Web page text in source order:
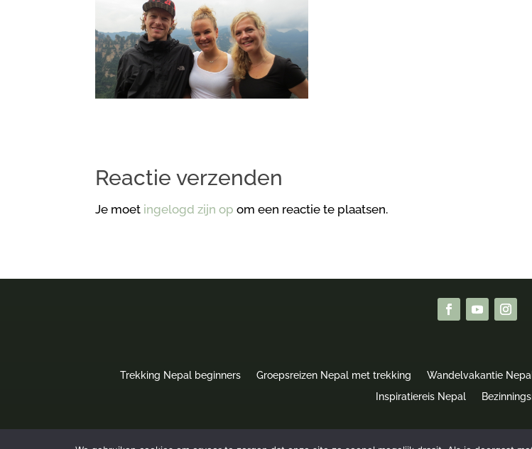
Reactie verzenden
Je moet ingelogd zijn op om een reactie te plaatsen.
Trekking Nepal beginners Groepsreizen Nepal met trekking Wandelvakantie
Inspiratiereis Nepal